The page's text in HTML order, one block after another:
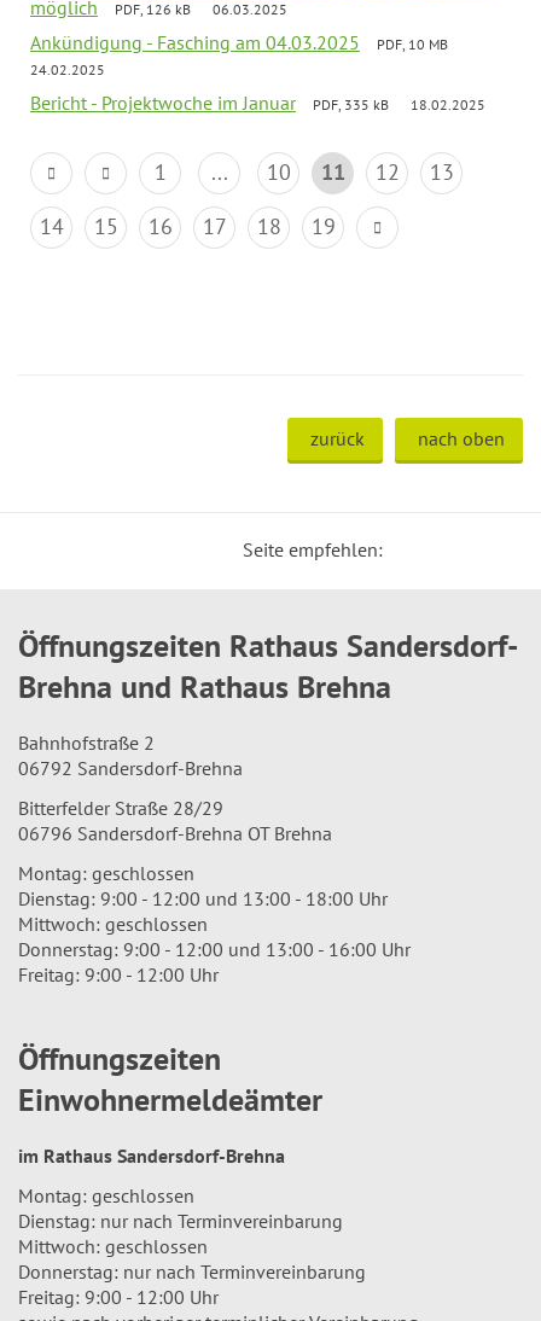
möglich
PDF, 126 kB 06.03.2025
Ankündigung - Fasching am 04.03.2025
PDF, 10 MB
24.02.2025
Bericht - Projektwoche im Januar PDF, 335 kB 18.02.2025
1 ... 10 11 12
13
14
15 16 17 18 19
zurück nach oben
Seite empfehlen:
Öffnungszeiten Rathaus Sandersdorf-
Brehna und Rathaus Brehna
Bahnhofstraße 2
06792 Sandersdorf-Brehna
Bitterfelder Straße 28/29
06796 Sandersdorf-Brehna OT Brehna
Montag: geschlossen
Dienstag: 9:00 - 12:00 und 13:00 - 18:00 Uhr
Mittwoch: geschlossen
Donnerstag: 9:00 - 12:00 und 13:00 - 16:00 Uhr
Freitag: 9:00 - 12:00 Uhr
Öffnungszeiten
Einwohnermeldeämter
im Rathaus Sandersdorf-Brehna
Montag: geschlossen
Dienstag: nur nach Terminvereinbarung
Mittwoch: geschlossen
Donnerstag: nur nach Terminvereinbarung
Freitag: 9:00 - 12:00 Uhr